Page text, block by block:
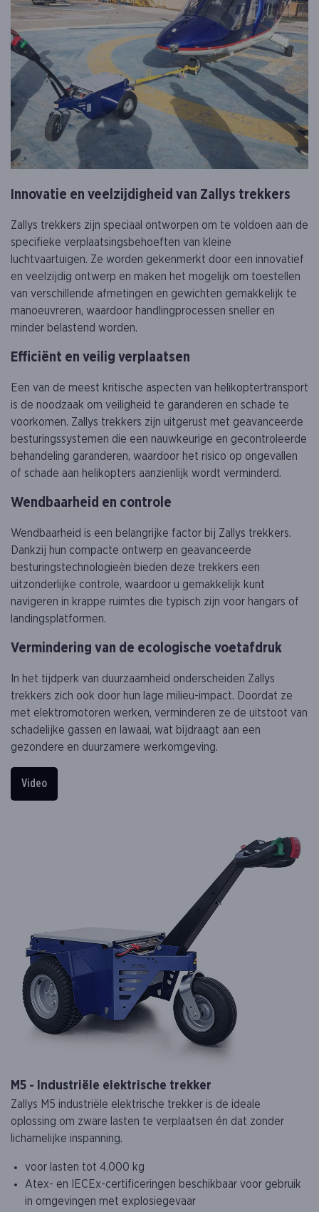
Innovatie en veelzijdigheid van Zallys trekkers
Zallys trekkers zijn speciaal ontworpen om te voldoen aan de
specifieke verplaatsingsbehoeften van kleine
luchtvaartuigen. Ze worden gekenmerkt door een innovatief
en veelzijdig ontwerp en maken het mogelijk om toestellen
van verschillende afmetingen en gewichten gemakkelijk te
manoeuvreren, waardoor handlingprocessen sneller en
minder belastend worden.
Efficiënt en veilig verplaatsen
Een van de meest kritische aspecten van helikoptertransport
is de noodzaak om veiligheid te garanderen en schade te
voorkomen. Zallys trekkers zijn uitgerust met geavanceerde
besturingssystemen die een nauwkeurige en gecontroleerde
behandeling garanderen, waardoor het risico op ongevallen
of schade aan helikopters aanzienlijk wordt verminderd.
Wendbaarheid en controle
Wendbaarheid is een belangrijke factor bij Zallys trekkers.
Dankzij hun compacte ontwerp en geavanceerde
besturingstechnologieën bieden deze trekkers een
uitzonderlijke controle, waardoor u gemakkelijk kunt
navigeren in krappe ruimtes die typisch zijn voor hangars of
landingsplatformen.
Vermindering van de ecologische voetafdruk
In het tijdperk van duurzaamheid onderscheiden Zallys
trekkers zich ook door hun lage milieu-impact. Doordat ze
met elektromotoren werken, verminderen ze de uitstoot van
schadelijke gassen en lawaai, wat bijdraagt aan een
gezondere en duurzamere werkomgeving.
Video
M5 - Industriële elektrische trekker
Zallys M5 industriële elektrische trekker is de ideale
oplossing om zware lasten te verplaatsen én dat zonder
lichamelijke inspanning.
voor lasten tot 4.000 kg
Atex- en IECEx-certificeringen beschikbaar voor gebruik
in omgevingen met explosiegevaar